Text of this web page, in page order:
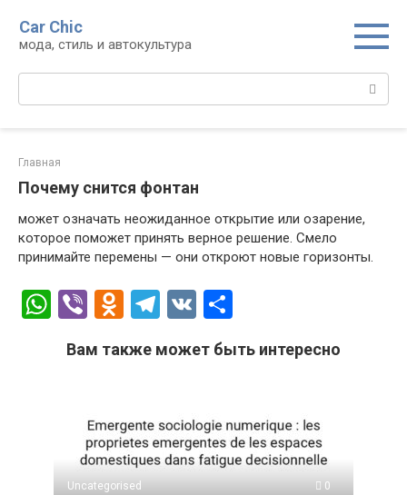
контенту
Car Chic
мода, стиль и автокультура
Поиск:
Главная
Почему снится фонтан
может означать неожиданное открытие или озарение,
которое поможет принять верное решение. Смело
принимайте перемены — они откроют новые горизонты.
W
at
p
Vi
er
O
n
kl
a
ss
T
e
a
m
V
п
а
в
и
Вам также может быть интересно
Uncategorised 0